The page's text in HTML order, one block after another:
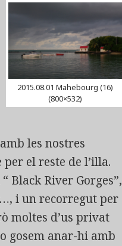
2015.08.01 Mahebourg (16)
(800×532)
les nostres
el reste de l’illa.
Black River Gorges”,
i un recorregut per
moltes d’us privat
gosem anar-hi amb